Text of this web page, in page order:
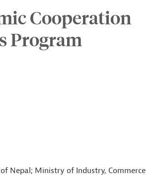
Cooperation
Program
Nepal; Ministry of Industry, Commerce